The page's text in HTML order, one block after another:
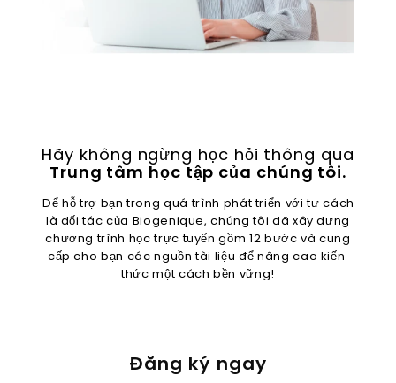
Hãy không ngừng học hỏi thông qua
Trung tâm học tập của chúng tôi.
Để hỗ trợ bạn trong quá trình phát triển với tư cách
là đối tác của Biogenique, chúng tôi đã xây dựng
chương trình học trực tuyến gồm 12 bước và cung
cấp cho bạn các nguồn tài liệu để nâng cao kiến ​​
thức một cách bền vững!
Đăng ký ngay